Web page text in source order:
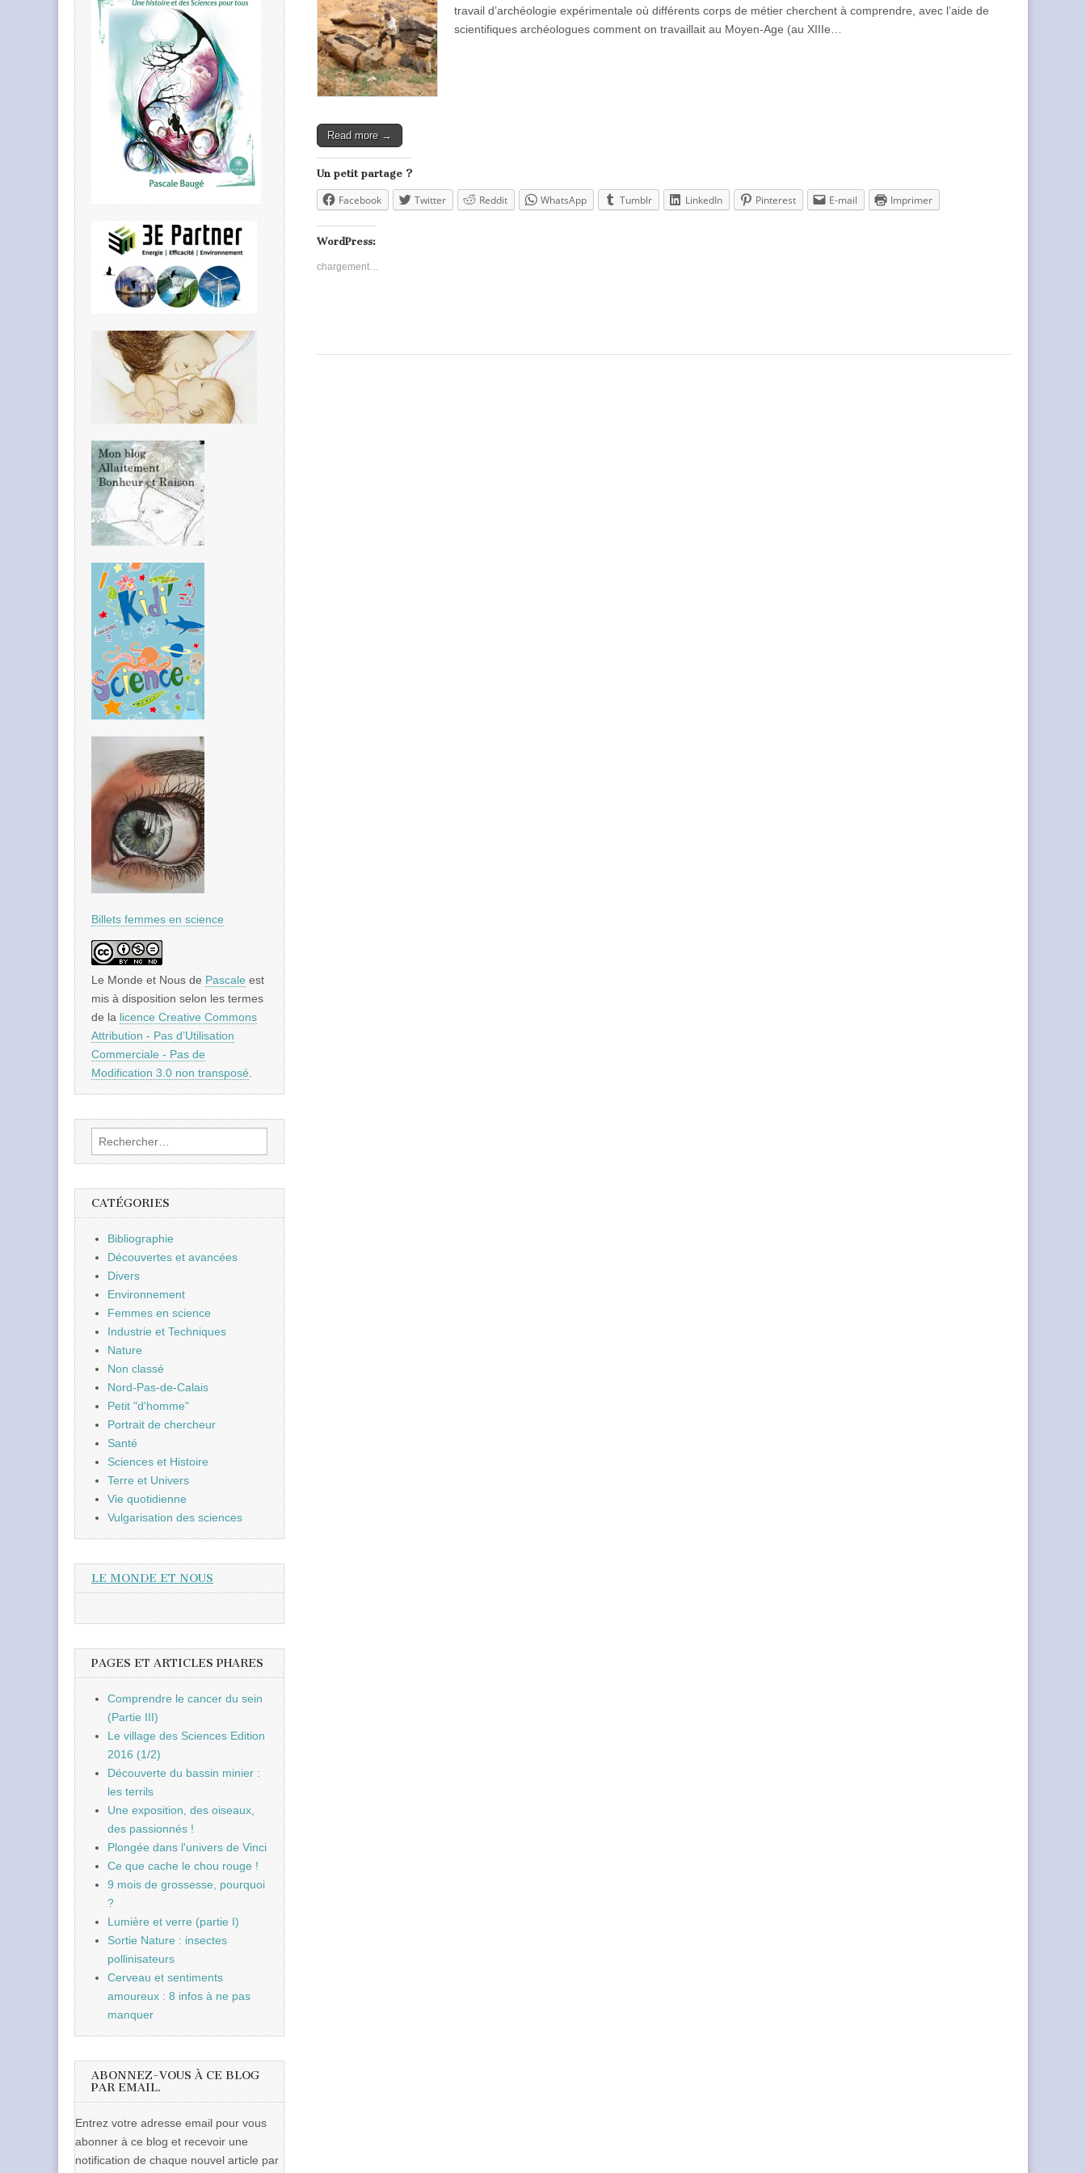
travail d’archéologie expérimentale où différents corps de métier cherchent à comprendre, avec l’aide de
scientifiques archéologues comment on travaillait au Moyen-Age (au XIIIe…
Read more →
Un petit partage ?
Facebook Twitter Reddit WhatsApp Tumblr LinkedIn Pinterest E-mail Imprimer
WordPress:
chargement…
Billets femmes en science
Le Monde et Nous de Pascale est
mis à disposition selon les termes
de la licence Creative Commons
Attribution - Pas d’Utilisation
Commerciale - Pas de
Modification 3.0 non transposé.
Rechercher :
CATÉGORIES
Bibliographie
Découvertes et avancées
Divers
Environnement
Femmes en science
Industrie et Techniques
Nature
Non classé
Nord-Pas-de-Calais
Petit "d'homme"
Portrait de chercheur
Santé
Sciences et Histoire
Terre et Univers
Vie quotidienne
Vulgarisation des sciences
LE MONDE ET NOUS
PAGES ET ARTICLES PHARES
Comprendre le cancer du sein
(Partie III)
Le village des Sciences Edition
2016 (1/2)
Découverte du bassin minier :
les terrils
Une exposition, des oiseaux,
des passionnés !
Plongée dans l'univers de Vinci
Ce que cache le chou rouge !
9 mois de grossesse, pourquoi
?
Lumière et verre (partie I)
Sortie Nature : insectes
pollinisateurs
Cerveau et sentiments
amoureux : 8 infos à ne pas
manquer
ABONNEZ-VOUS À CE BLOG
PAR EMAIL.
Entrez votre adresse email pour vous
abonner à ce blog et recevoir une
notification de chaque nouvel article par